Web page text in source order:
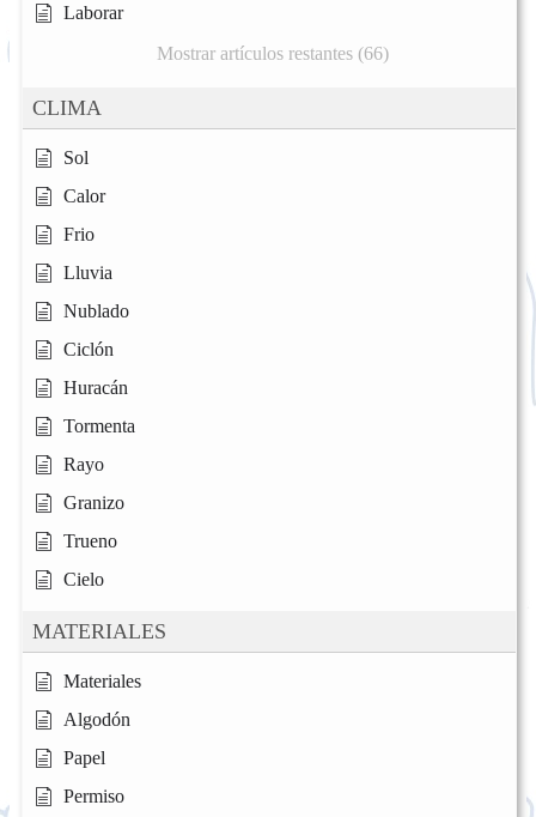
Laborar
Mostrar artículos restantes (66)
CLIMA
Sol
Calor
Frio
Lluvia
Nublado
Ciclón
Huracán
Tormenta
Rayo
Granizo
Trueno
Cielo
MATERIALES
Materiales
Algodón
Papel
Permiso